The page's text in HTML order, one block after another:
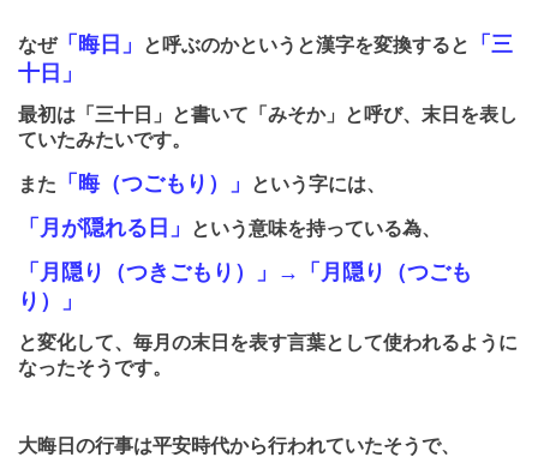
なぜ「晦日」 と呼ぶのかというと漢字を変換すると
「三
十日」
最初は「三十日」と書いて「みそか」と呼び、末日を表し
ていたみたいです。
また 「晦（つごもり）」 という字には、
「月が隠れる日」 という意味を持っている為、
「 月隠り（つきごもり）」→「月隠り（つごも
り）」
と変化して、 毎月の末日を表す言葉として使われるように
なったそうです。
大晦日の行事は平安時代から行われていたそうで、